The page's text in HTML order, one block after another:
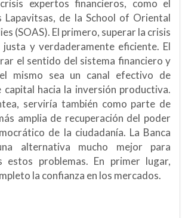
expertos financieros, como el
Lapavitsas, de la School of Oriental
(SOAS). El primero, superar la crisis
y verdaderamente eficiente. El
el sentido del sistema financiero y
mismo sea un canal efectivo de
hacia la inversión productiva.
serviría también como parte de
amplia de recuperación del poder
de la ciudadanía. La Banca
alternativa mucho mejor para
estos problemas. En primer lugar,
la confianza en los mercados.